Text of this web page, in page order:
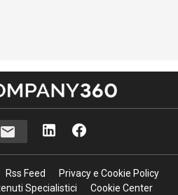
Rss Feed
Privacy e Cookie Policy
Specialistici
Cookie Center